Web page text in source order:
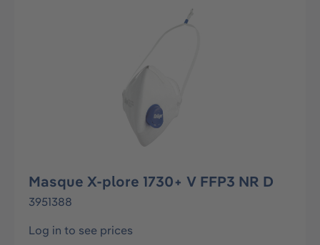
Masque X-plore 1730+ V FFP3 NR D
3951388
Log in to see prices